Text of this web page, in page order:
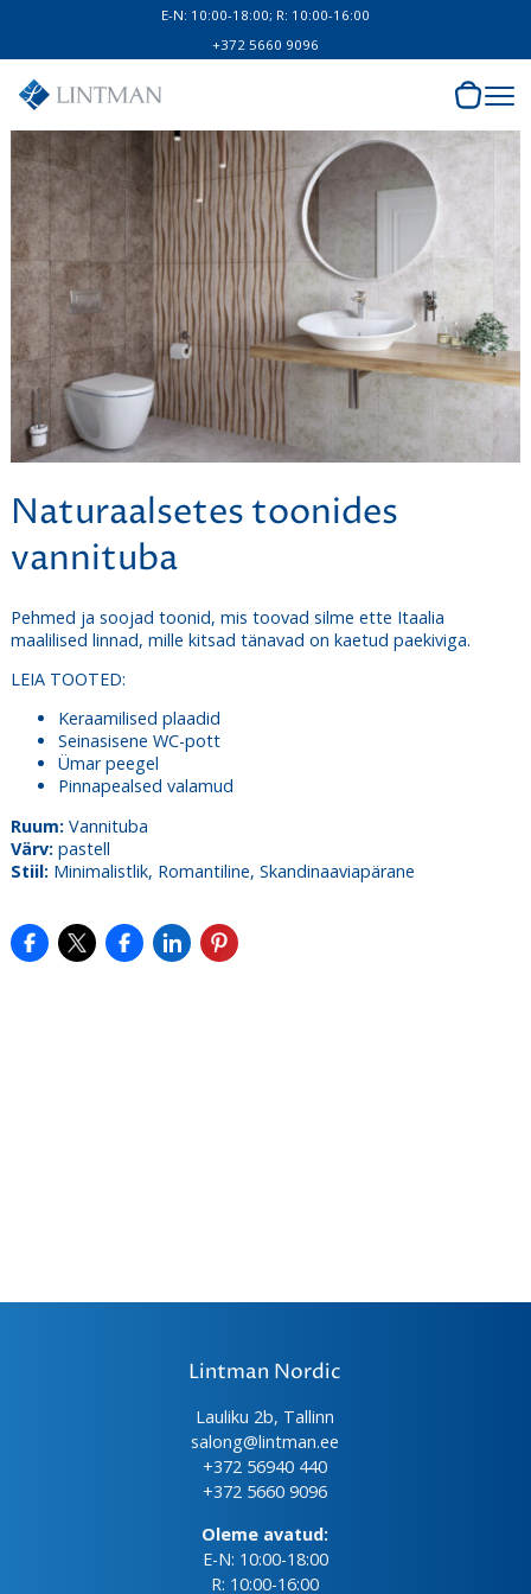
E-N: 10:00-18:00; R: 10:00-16:00
+372 5660 9096
Naturaalsetes toonides
vannituba
Pehmed ja soojad toonid, mis toovad silme ette Itaalia
maalilised linnad, mille kitsad tänavad on kaetud paekiviga.
LEIA TOOTED:
Keraamilised plaadid
Seinasisene WC-pott
Ümar peegel
Pinnapealsed valamud
Ruum:Vannituba
Värv:pastell
Stiil:Minimalistlik, Romantiline, Skandinaaviapärane
Lintman Nordic
Lauliku 2b, Tallinn
salong@lintman.ee
+372 56940 440
+372 5660 9096
Oleme avatud:
E-N: 10:00-18:00
R: 10:00-16:00